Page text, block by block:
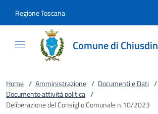
Regione Toscana
Comune di
Home / Amministrazione / Documenti e Dati /
Documento attività politica /
Deliberazione del Consiglio Comunale n.10/2023